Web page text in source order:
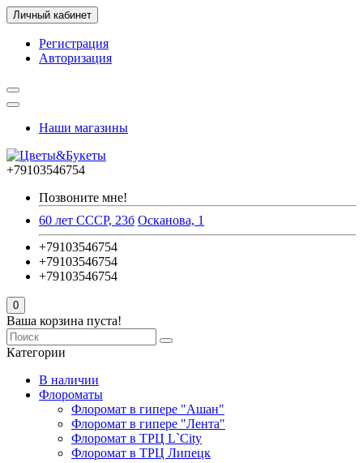
Личный кабинет
Регистрация
Авторизация
Наши магазины
+79103546754
Позвоните мне!
60 лет СССР, 23б Осканова, 1
+79103546754
+79103546754
+79103546754
0
Ваша корзина пуста!
Категории
В наличии
Флороматы
Флоромат в гипере "Ашан"
Флоромат в гипере "Лента"
Флоромат в ТРЦ L`City
Флоромат в ТРЦ Липецк